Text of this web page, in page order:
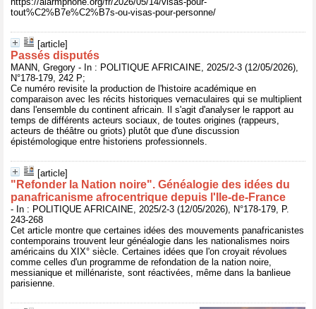
tout%C2%B7e%C2%B7s-ou-visas-pour-personne/
[article]
Passés disputés
MANN, Gregory - In : POLITIQUE AFRICAINE, 2025/2-3 (12/05/2026),
N°178-179, 242 P;
Ce numéro revisite la production de l'histoire académique en
comparaison avec les récits historiques vernaculaires qui se multiplient
dans l'ensemble du continent africain. Il s'agit d'analyser le rapport au
temps de différents acteurs sociaux, de toutes origines (rappeurs,
acteurs de théâtre ou griots) plutôt que d'une discussion
épistémologique entre historiens professionnels.
[article]
"Refonder la Nation noire". Généalogie des idées du
panafricanisme afrocentrique depuis l'Ile-de-France
- In : POLITIQUE AFRICAINE, 2025/2-3 (12/05/2026), N°178-179, P.
243-268
Cet article montre que certaines idées des mouvements panafricanistes
contemporains trouvent leur généalogie dans les nationalismes noirs
américains du XIX° siècle. Certaines idées que l'on croyait révolues
comme celles d'un programme de refondation de la nation noire,
messianique et millénariste, sont réactivées, même dans la banlieue
parisienne.